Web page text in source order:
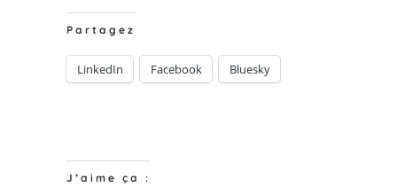
Partagez
LinkedIn Facebook Bluesky
J’aime ça :